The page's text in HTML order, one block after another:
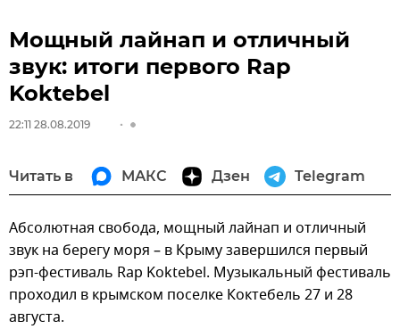
Мощный лайнап и отличный
звук: итоги первого Rap
Koktebel
22:11 28.08.2019
Читать в МАКС Дзен Telegram
Абсолютная свобода, мощный лайнап и отличный
звук на берегу моря – в Крыму завершился первый
рэп-фестиваль Rap Koktebel. Музыкальный фестиваль
проходил в крымском поселке Коктебель 27 и 28
августа.